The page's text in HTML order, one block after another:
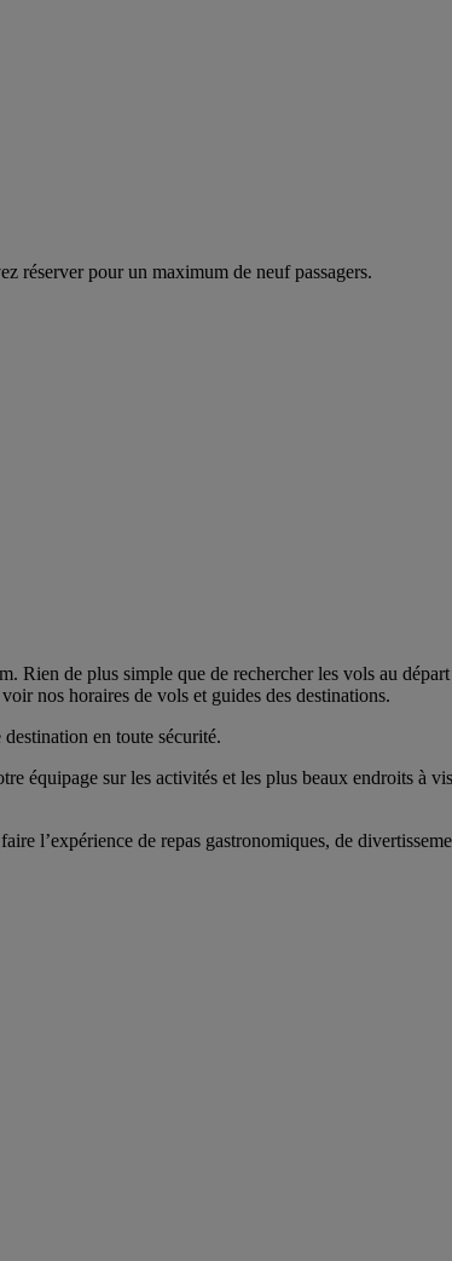
réserver pour un maximum de neuf passagers.
Rien de plus simple que de rechercher les vols au
nos horaires de vols et guides des destinations.
en toute sécurité.
équipage sur les activités et les plus beaux endroits à
l’expérience de repas gastronomiques, de